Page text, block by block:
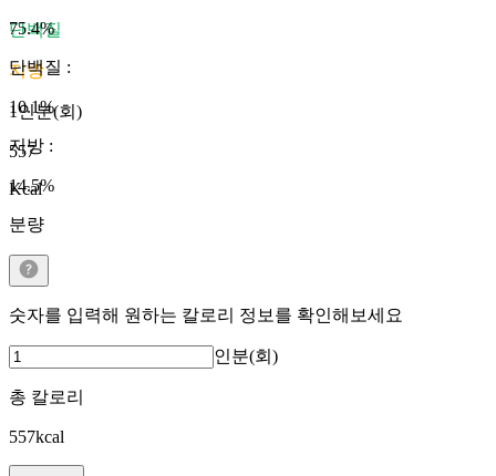
단백질
지방
1인분(회)
557
Kcal
75.4%
단백질 :
10.1%
지방 :
14.5%
분량
숫자를 입력해 원하는 칼로리 정보를 확인해보세요
인분(회)
총 칼로리
557kcal